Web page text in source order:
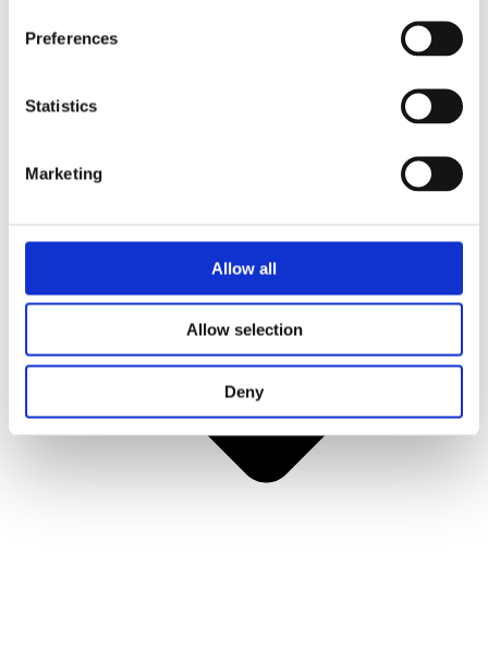
Preferences
Statistics
Marketing
Allow all
Allow selection
Deny